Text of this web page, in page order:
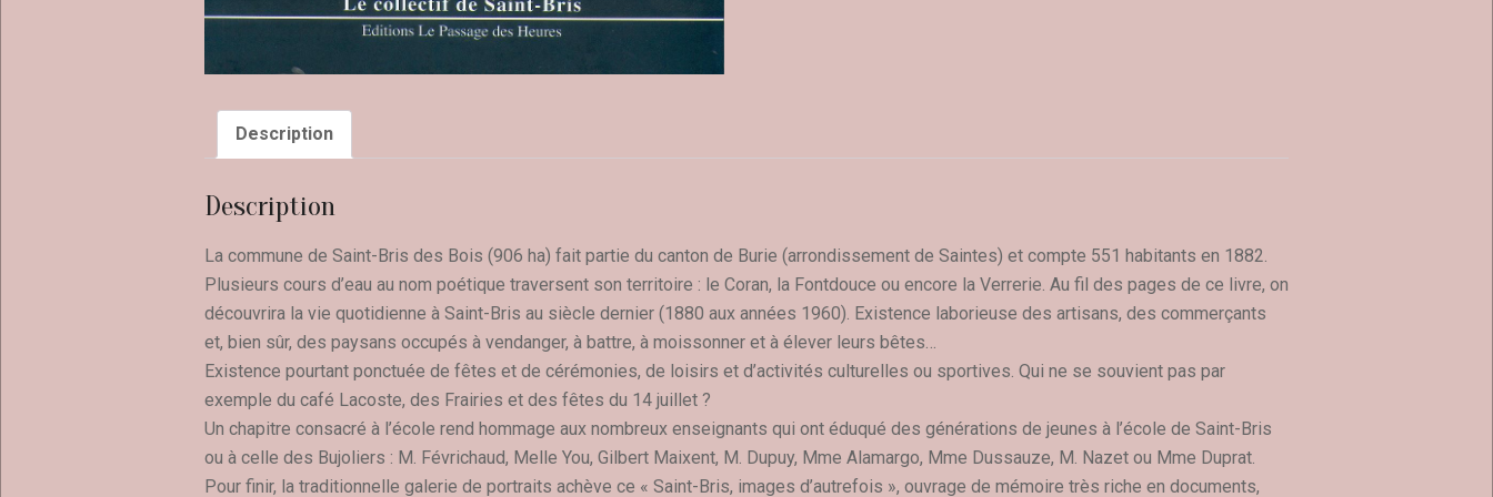
Description
Description
La commune de Saint-Bris des Bois (906 ha) fait partie du canton de Burie (arrondissement de Saintes) et compte 551 habitants en 1882.
Plusieurs cours d’eau au nom poétique traversent son territoire : le Coran, la Fontdouce ou encore la Verrerie. Au fil des pages de ce livre, on
découvrira la vie quotidienne à Saint-Bris au siècle dernier (1880 aux années 1960). Existence laborieuse des artisans, des commerçants
et, bien sûr, des paysans occupés à vendanger, à battre, à moissonner et à élever leurs bêtes…
Existence pourtant ponctuée de fêtes et de cérémonies, de loisirs et d’activités culturelles ou sportives. Qui ne se souvient pas par
exemple du café Lacoste, des Frairies et des fêtes du 14 juillet ?
Un chapitre consacré à l’école rend hommage aux nombreux enseignants qui ont éduqué des générations de jeunes à l’école de Saint-Bris
ou à celle des Bujoliers : M. Févrichaud, Melle You, Gilbert Maixent, M. Dupuy, Mme Alamargo, Mme Dussauze, M. Nazet ou Mme Duprat.
Pour finir, la traditionnelle galerie de portraits achève ce « Saint-Bris, images d’autrefois », ouvrage de mémoire très riche en documents,